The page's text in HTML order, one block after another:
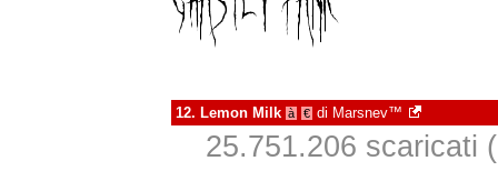
12. Lemon Milk à € di Marsnev™
25.751.206 scaricati